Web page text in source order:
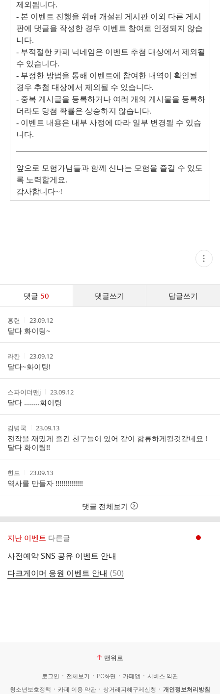
제외됩니다.
- 본 이벤트 진행을 위해 개설된 게시판 이외 다른 게시
판에 댓글을 작성한 경우 이벤트 참여로 인정되지 않습
니다.
- 부적절한 카페 닉네임은 이벤트 추첨 대상에서 제외될
수 있습니다.
- 부정한 방법을 통해 이벤트에 참여한 내역이 확인될
경우 추첨 대상에서 제외될 수 있습니다.
- 중복 게시글을 등록하거나 여러 개의 게시물을 등록하
더라도 당첨 확률은 상승하지 않습니다.
- 이벤트 내용은 내부 사정에 따라 일부 변경될 수 있습
니다.
앞으로 모험가님들과 함께 신나는 모험을 즐길 수 있도
록 노력할게요.
감사합니다~!
현
재
글
기
댓글 50 댓글쓰기 답글쓰기
스
작
성
자
홍련
작
성
시
간
23.09.12
달다 화이팅~
작
성
자
라칸
작
성
시
간
23.09.12
달다~화이팅!
작
성
자
스파이더맨j
작
성
시
간
23.09.12
달다 ........화이팅
작
성
자
김병국
작
성
시
간
23.09.13
전작을 재밌게 즐긴 친구들이 있어 같이 합류하게될것같네요 !
달다 화이팅!!
작
성
자
힌드
작
성
시
간
23.09.13
역사를 만들자 !!!!!!!!!!!!!!
댓글 전체보기
지난 이벤트 다른글
사전예약 SNS 공유 이벤트 안내
다크게이머 응원 이벤트 안내 댓
글
(50)
맨위로
로그인 전체보기 PC화면 카페앱
서비스 약관
청소년보호정책
카페 이용 약관 상거래피해구제신청 개인정보처리방침